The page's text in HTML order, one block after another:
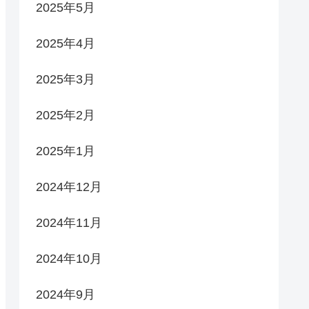
2025年5月
2025年4月
2025年3月
2025年2月
2025年1月
2024年12月
2024年11月
2024年10月
2024年9月